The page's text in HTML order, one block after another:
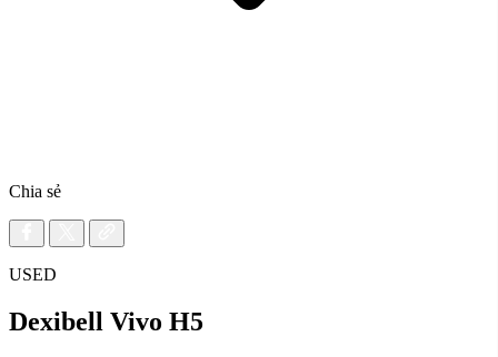
Chia sẻ
USED
Dexibell Vivo H5